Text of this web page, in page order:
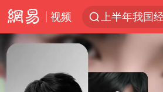
视频
《披荆斩棘
杭州机场已